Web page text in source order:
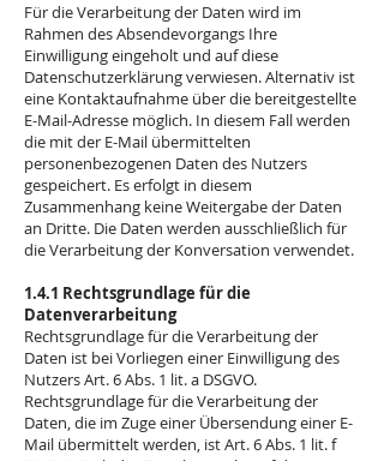
Für die Verarbeitung der Daten wird im
Rahmen des Absendevorgangs Ihre
Einwilligung eingeholt und auf diese
Datenschutzerklärung verwiesen. Alternativ ist
eine Kontaktaufnahme über die bereitgestellte
E-Mail-Adresse möglich. In diesem Fall werden
die mit der E-Mail übermittelten
personenbezogenen Daten des Nutzers
gespeichert. Es erfolgt in diesem
Zusammenhang keine Weitergabe der Daten
an Dritte. Die Daten werden ausschließlich für
die Verarbeitung der Konversation verwendet.
1.4.1 Rechtsgrundlage für die
Datenverarbeitung
Rechtsgrundlage für die Verarbeitung der
Daten ist bei Vorliegen einer Einwilligung des
Nutzers Art. 6 Abs. 1 lit. a DSGVO.
Rechtsgrundlage für die Verarbeitung der
Daten, die im Zuge einer Übersendung einer E-
Mail übermittelt werden, ist Art. 6 Abs. 1 lit. f